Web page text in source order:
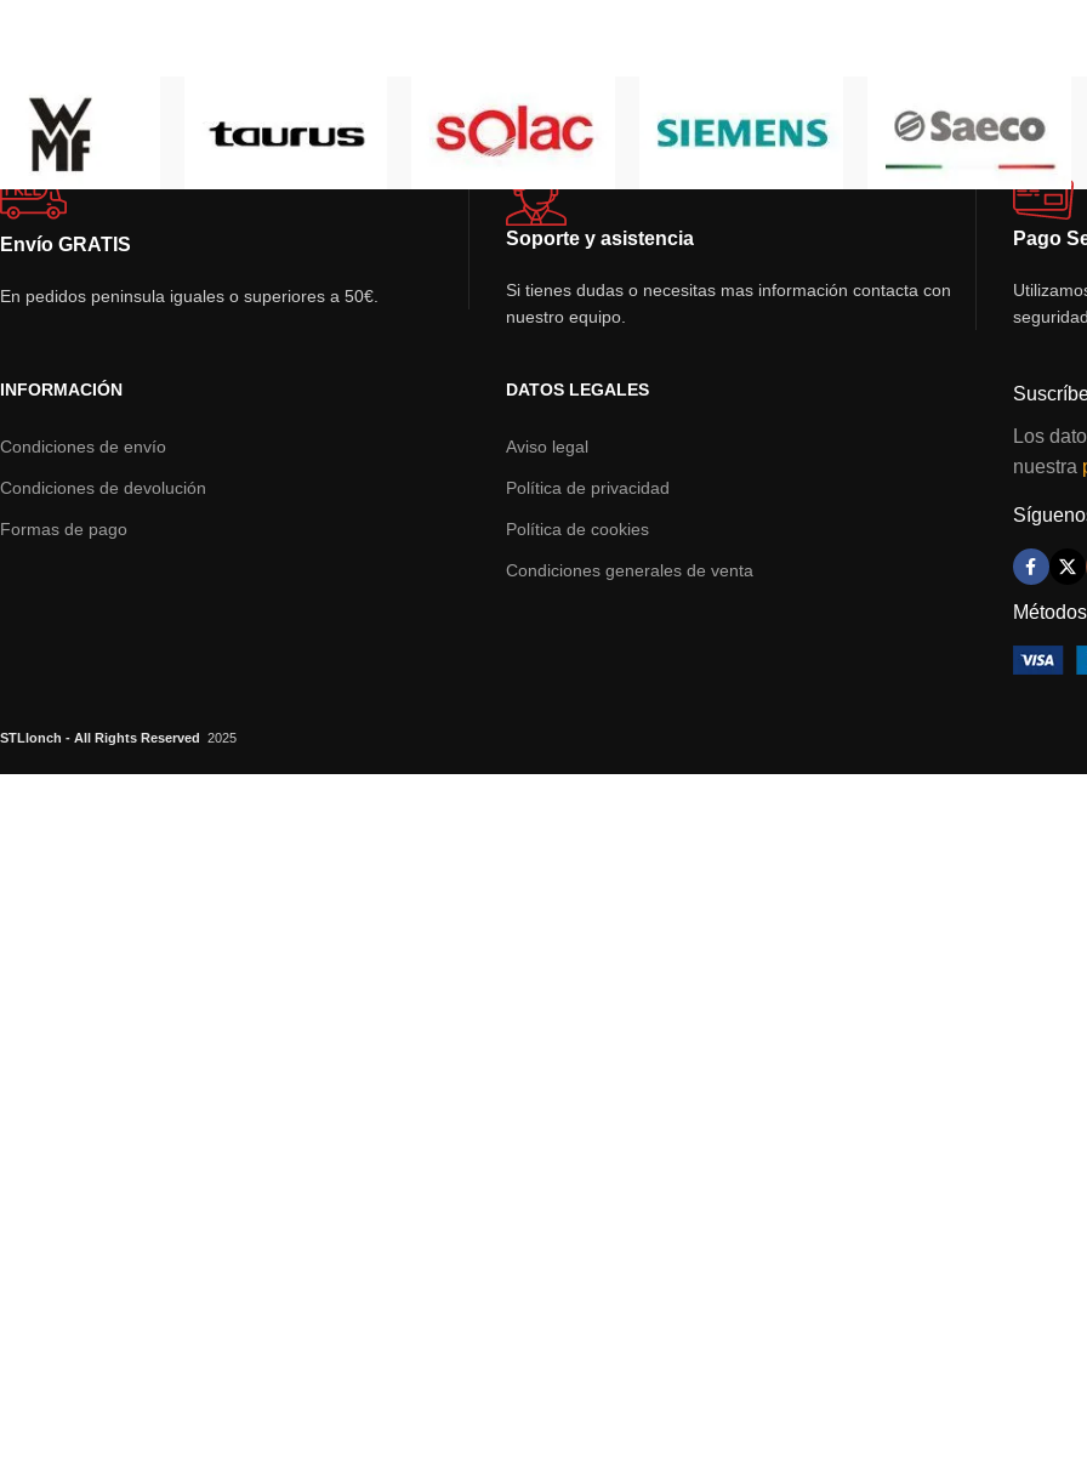
Envío GRATIS
En pedidos peninsula iguales o superiores a 50€.
Soporte y asistencia
Si tienes dudas o necesitas mas información contacta con
nuestro equipo.
Pago
seguridad.
INFORMACIÓN
Condiciones de envío
Condiciones de devolución
Formas de pago
DATOS LEGALES
Aviso legal
Política de privacidad
Política de cookies
Condiciones generales de venta
Los
nuestra
STLlonch - All Rights Reserved 2025